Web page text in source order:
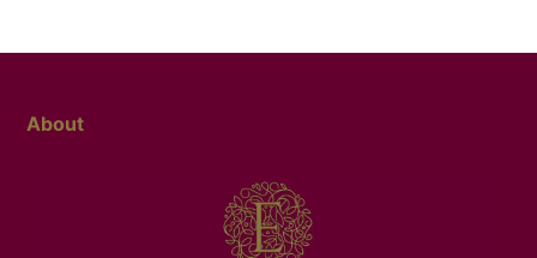
About